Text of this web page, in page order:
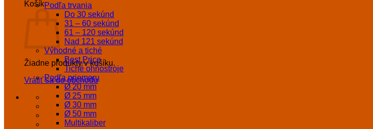
Košík
Žiadne produkty v košíku.
Vrátiť sa do obchodu
Podľa trvania
Do 30 sekúnd
31 – 60 sekúnd
61 – 120 sekúnd
Nad 121 sekúnd
Výhodné a tiché
Best Price
Tiché ohňostroje
Podľa priemeru
Ø 20 mm
Ø 25 mm
Ø 30 mm
Ø 50 mm
Multikaliber